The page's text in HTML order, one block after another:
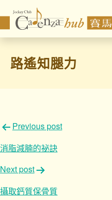
路遙知腿力
文
章
導
覽
Previous post
消脂減腩的祕訣
Next post
攝取鈣質保骨質